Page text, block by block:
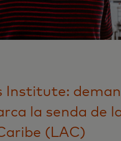
Institute:
la senda de
(LAC)